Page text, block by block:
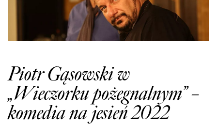
Piotr Gąsowski w
„Wieczorku pożegnalnym” –
komedia na jesień 2022